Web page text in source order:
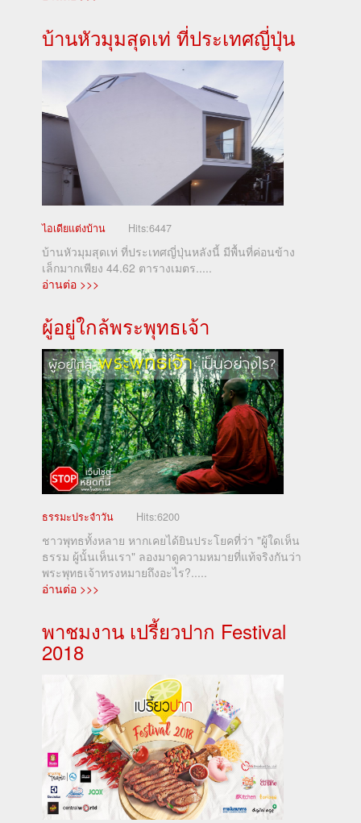
บ้านหัวมุมสุดเท่ ที่ประเทศญี่ปุ่น
ไอเดียแต่งบ้าน Hits:6447
บ้านหัวมุมสุดเท่ ที่ประเทศญี่ปุ่นหลังนี้ มีพื้นที่ค่อนข้าง
เล็กมากเพียง 44.62 ตารางเมตร.....
อ่านต่อ >>>
ผู้อยู่ใกล้พระพุทธเจ้า
ธรรมะประจำวัน Hits:6200
ชาวพุทธทั้งหลาย หากเคยได้ยินประโยคที่ว่า "ผู้ใดเห็น
ธรรม ผู้นั้นเห็นเรา" ลองมาดูความหมายที่แท้จริงกันว่า
พระพุทธเจ้าทรงหมายถึงอะไร?.....
อ่านต่อ >>>
พาชมงาน เปรี้ยวปาก Festival
2018